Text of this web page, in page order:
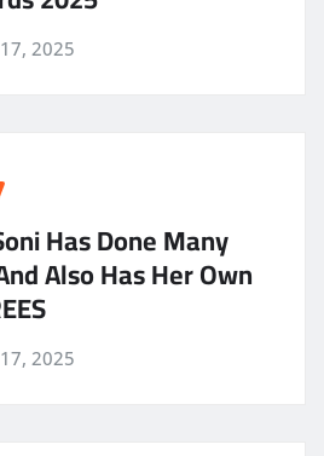
2025
Has Done Many
Also Has Her Own
2025